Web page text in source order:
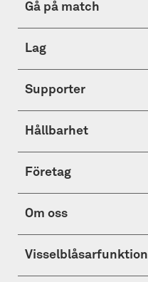
Gå på match
Lag
Supporter
Hållbarhet
Företag
Om oss
Visselblåsarfunktion